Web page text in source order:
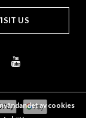
US
av cookies